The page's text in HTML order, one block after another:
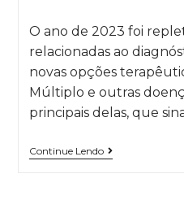
O ano de 2023 foi
relacionadas ao
novas opções
Múltiplo e outras
principais delas, que
Continue Lendo